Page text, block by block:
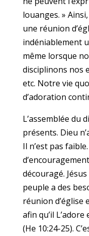
louanges. »
une réunion
indéniablement
même lorsque
disciplinons nos
etc. Notre vie
d’adoration
L’assemblée du
présents. Dieu
Il n’est pas
découragé.
peuple a des
réunion d’église
afin qu’il
(He 10:24-25).